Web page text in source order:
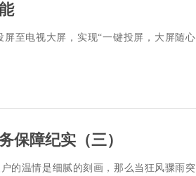
至电视大屏，实现“一键投屏，大屏随心
保障纪实（三）
的温情是细腻的刻画，那么当狂风骤雨突